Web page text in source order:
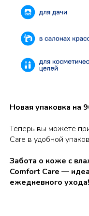
Новая упаковка на
Теперь вы можете
Care в удобной
Забота о коже с
Comfort Care —
ежедневного ухода!